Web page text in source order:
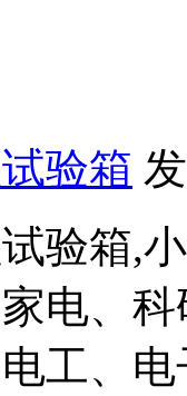
验箱
验箱,
电、
工、